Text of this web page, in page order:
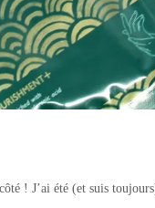
! J’ai été (et suis